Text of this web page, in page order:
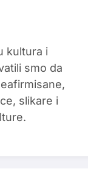
kultura i
smo da
slikare i